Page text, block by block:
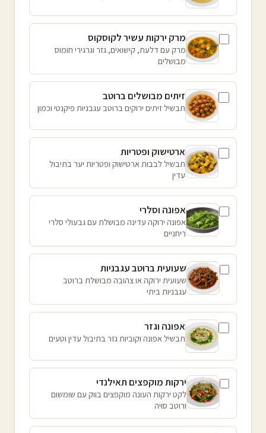
מרק ירקות עשיר לקוסקוס
מרק עם דלעת, קישואים, גזר וגרגירי חומוס
מבושלים
זיתים מבושלים ברוטב
תבשיל זיתים ירוקים ברוטב עגבניות פיקנטי וכמון
ארטישוק ופטריות
תבשיל לבבות ארטישוק ופטריות יער בתיבול
עדין
אפונה וסלרי
אפונה ירוקה עדינה מבושלת עם גבעולי סלרי
ריחניים
שעועית ברוטב עגבניות
שעועית ירוקה או צהובה מבושלת ברוטב
עגבניות ביתי
אפונה וגזר
תבשיל אפונה וקוביות גזר בתיבול עדין וטעים
ירקות מוקפצים תאילנדי
לקט ירקות העונה מוקפצים בווק עם שומשום
ורוטב סויה